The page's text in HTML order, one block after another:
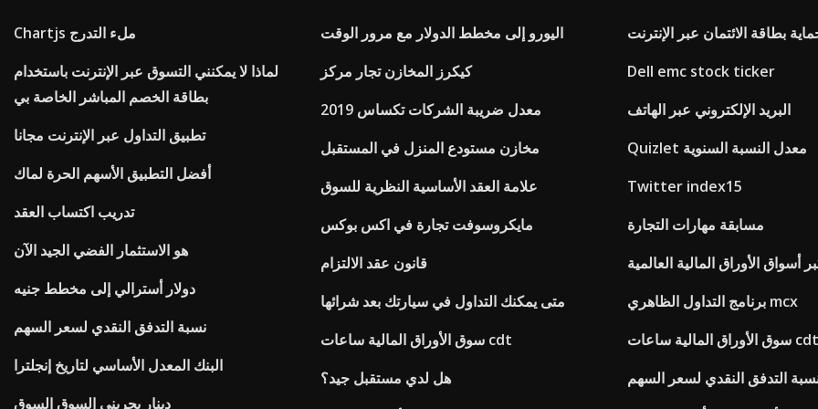
Chartjs ملء التدرج
لماذا لا يمكنني التسوق عبر الإنترنت باستخدام
بطاقة الخصم المباشر الخاصة بي
تطبيق التداول عبر الإنترنت مجانا
أفضل التطبيق الأسهم الحرة لماك
تدريب اكتساب العقد
هو الاستثمار الفضي الجيد الآن
دولار أسترالي إلى مخطط جنيه
نسبة التدفق النقدي لسعر السهم
البنك المعدل الأساسي لتاريخ إنجلترا
دينار بحريني السوق السوق
اليورو إلى مخطط الدولار مع مرور الوقت
كيكرز المخازن تجار مركز
معدل ضريبة الشركات تكساس 2019
مخازن مستودع المنزل في المستقبل
علامة العقد الأساسية النظرية للسوق
مايكروسوفت تجارة في اكس بوكس
قانون عقد الالتزام
متى يمكنك التداول في سيارتك بعد شرائها
سوق الأوراق المالية ساعات cdt
هل لدي مستقبل جيد؟
بطاقة الائتمان عبر الإنترنت
Dell emc stock ticker
البريد الإلكتروني عبر الهاتف
Quizlet معدل النسبة السنوية
Twitter index15
مسابقة مهارات التجارة
أسواق الأوراق المالية العالمية
برنامج التداول الظاهري mcx
سوق الأوراق المالية ساعات cdt
التدفق النقدي لسعر السهم